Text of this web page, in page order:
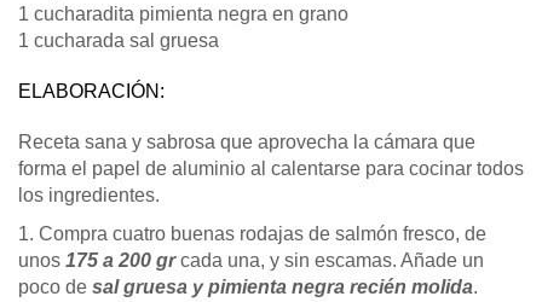
1 cucharadita pimienta negra en grano
1 cucharada sal gruesa
ELABORACIÓN:
Receta sana y sabrosa que aprovecha la cámara que
forma el papel de aluminio al calentarse para cocinar todos
los ingredientes.
1. Compra cuatro buenas rodajas de salmón fresco, de
unos 175 a 200 grcada una, y sin escamas. Añade un
poco de sal gruesa y pimienta negra recién molida.